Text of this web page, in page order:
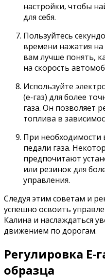
настройки, чтобы
для себя.
Пользуйтесь
времени нажатия
вам лучше понять,
на скорость
Используйте
(е-газ) для более
газа. Он позволяет
топлива в
При необходимости
педали газа.
предпочитают
или резинок для
управления.
Следуя этим советам и
успешно освоить
Калина и наслаждаться
движением по дорогам.
Регулировка Е-
образца